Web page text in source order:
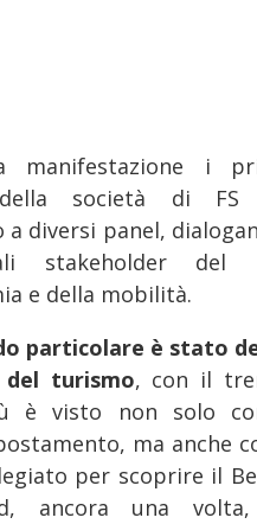
manifestazione i
società di FS
diversi panel,
stakeholder del
e della mobilità.
particolare è stato
turismo, con il
è visto non solo
ma anche
per scoprire il
ancora una volta,